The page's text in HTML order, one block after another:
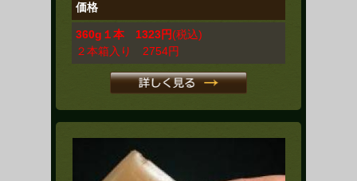
価格
360g１本 1323円(税込)
２本箱入り 2754円